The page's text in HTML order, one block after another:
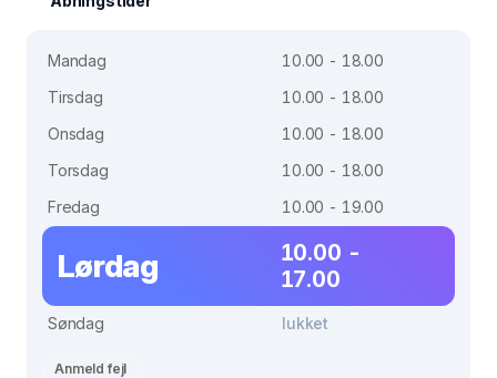
Mandag
10.00 - 18.00
Tirsdag
10.00 - 18.00
Onsdag
10.00 - 18.00
Torsdag
10.00 - 18.00
Fredag
10.00 - 19.00
Lørdag
10.00 -
17.00
Søndag lukket
Anmeld fejl